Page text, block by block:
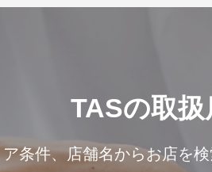
TASの取扱
条件、店舗名からお店を検